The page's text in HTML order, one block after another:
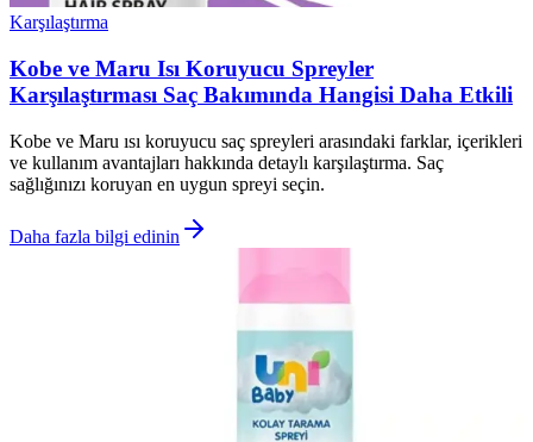
Karşılaştırma
Kobe ve Maru Isı Koruyucu Spreyler
Karşılaştırması Saç Bakımında Hangisi Daha Etkili
Kobe ve Maru ısı koruyucu saç spreyleri arasındaki farklar, içerikleri
ve kullanım avantajları hakkında detaylı karşılaştırma. Saç
sağlığınızı koruyan en uygun spreyi seçin.
Daha fazla bilgi edinin